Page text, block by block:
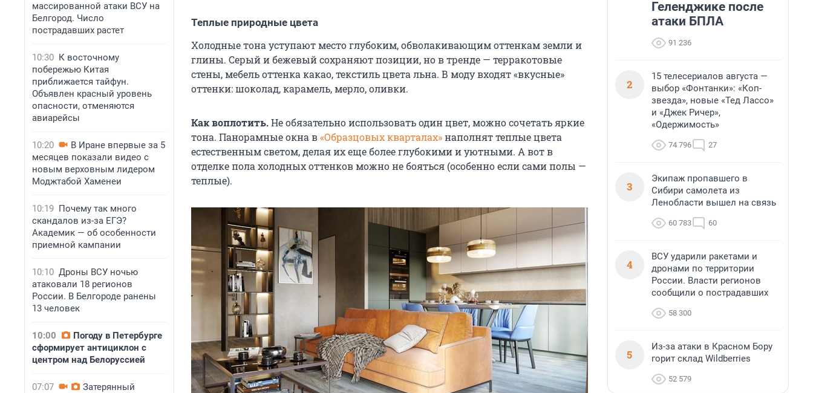
массированной атаки ВСУ на
Белгород. Число
пострадавших растет
10:30 К восточному
побережью Китая
приближается тайфун.
Объявлен красный уровень
опасности, отменяются
авиарейсы
10:20
В Иране впервые за 5
месяцев показали видео с
новым верховным лидером
Моджтабой Хаменеи
10:19 Почему так много
скандалов из-за ЕГЭ?
Академик — об особенности
приемной кампании
10:10 Дроны ВСУ ночью
атаковали 18 регионов
России. В Белгороде ранены
13 человек
10:00
Погоду в Петербурге
сформирует антициклон с
центром над Белоруссией
07:07
Затерянный
Теплые природные цвета
Холодные тона уступают место глубоким, обволакивающим оттенкам земли и
глины. Серый и бежевый сохраняют позиции, но в тренде — терракотовые
стены, мебель оттенка какао, текстиль цвета льна. В моду входят «вкусные»
оттенки: шоколад, карамель, мерло, оливки.
Как воплотить.Не обязательно использовать один цвет, можно сочетать яркие
тона. Панорамные окна в«Образцовых кварталах»наполнят теплые цвета
естественным светом, делая их еще более глубокими и уютными. А вот в
отделке пола холодных оттенков можно не бояться (особенно если сами полы —
теплые).
Геленджике после
атаки БПЛА
91 236
2
15 телесериалов августа —
выбор «Фонтанки»: «Коп-
звезда», новые «Тед Лассо»
и «Джек Ричер»,
«Одержимость»
74 796 27
3
Экипаж пропавшего в
Сибири самолета из
Ленобласти вышел на связь
60 783 60
4
ВСУ ударили ракетами и
дронами по территории
России. Власти регионов
сообщили о пострадавших
58 300
5
Из-за атаки в Красном Бору
горит склад Wildberries
52 579